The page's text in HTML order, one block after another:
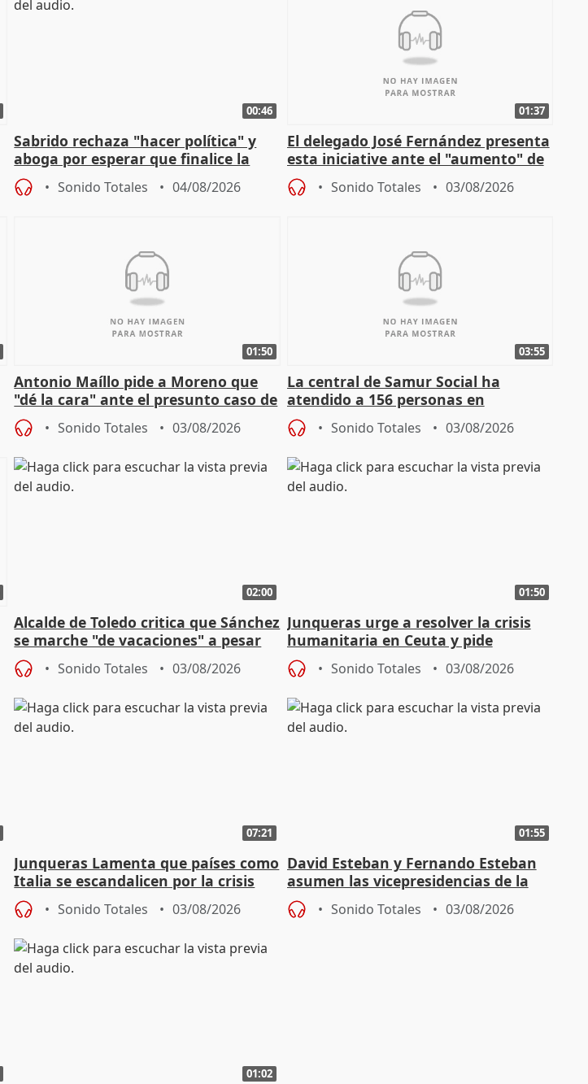
00:46
Sabrido rechaza "hacer política" y
aboga por esperar que finalice la
investigación del incendio
Sonido Totales 04/08/2026
01:37
El delegado José Fernández presenta
esta iniciative ante el "aumento" de
personas sin hogar en Madri
Sonido Totales 03/08/2026
01:50
Antonio Maíllo pide a Moreno que
"dé la cara" ante el presunto caso de
acoso del CEO de ADM
Sonido Totales 03/08/2026
03:55
La central de Samur Social ha
atendido a 156 personas en
situación de calle durante Campaña
de CalorSonido Totales 03/08/2026
02:00
Alcalde de Toledo critica que Sánchez
se marche "de vacaciones" a pesar
de la crisis migratoria
Sonido Totales 03/08/2026
01:50
Junqueras urge a resolver la crisis
humanitaria en Ceuta y pide
responsabilidad a la UE
Sonido Totales 03/08/2026
07:21
Junqueras Lamenta que países como
Italia se escandalicen por la crisis
migratoria
Sonido Totales 03/08/2026
01:55
David Esteban y Fernando Esteban
asumen las vicepresidencias de la
Diputación de Valladolid
Sonido Totales 03/08/2026
01:02